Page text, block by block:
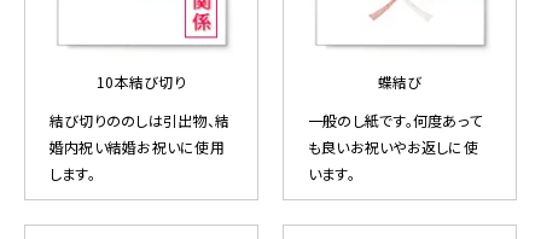
10本結び切り
結び切りののしは引出物、結
婚内祝い結婚お祝いに使用
します。
蝶結び
一般のし紙です。何度あって
も良いお祝いやお返しに使
います。